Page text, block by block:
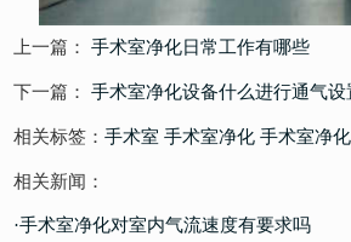
上一篇：手术室净化日常工作有哪些
下一篇：手术室净化设备什么进行通气设
相关标签：手术室 手术室净化 手术室净
相关新闻：
·手术室净化对室内气流速度有要求吗